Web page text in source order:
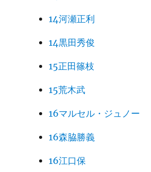
14河瀬正利
14黒田秀俊
15正田篠枝
15荒木武
16マルセル・ジュノー
16森脇勝義
16江口保